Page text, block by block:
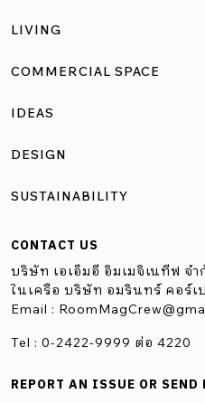
LIVING
COMMERCIAL SPACE
IDEAS
DESIGN
SUSTAINABILITY
CONTACT US
บริษัท เอเอ็มอี อิมเมจิเนทีฟ จำ
ในเครือ บริษัท อมรินทร์ คอร์เ
Email :
Tel : 0-2422-9999 ต่อ 4220
REPORT AN ISSUE OR SEND